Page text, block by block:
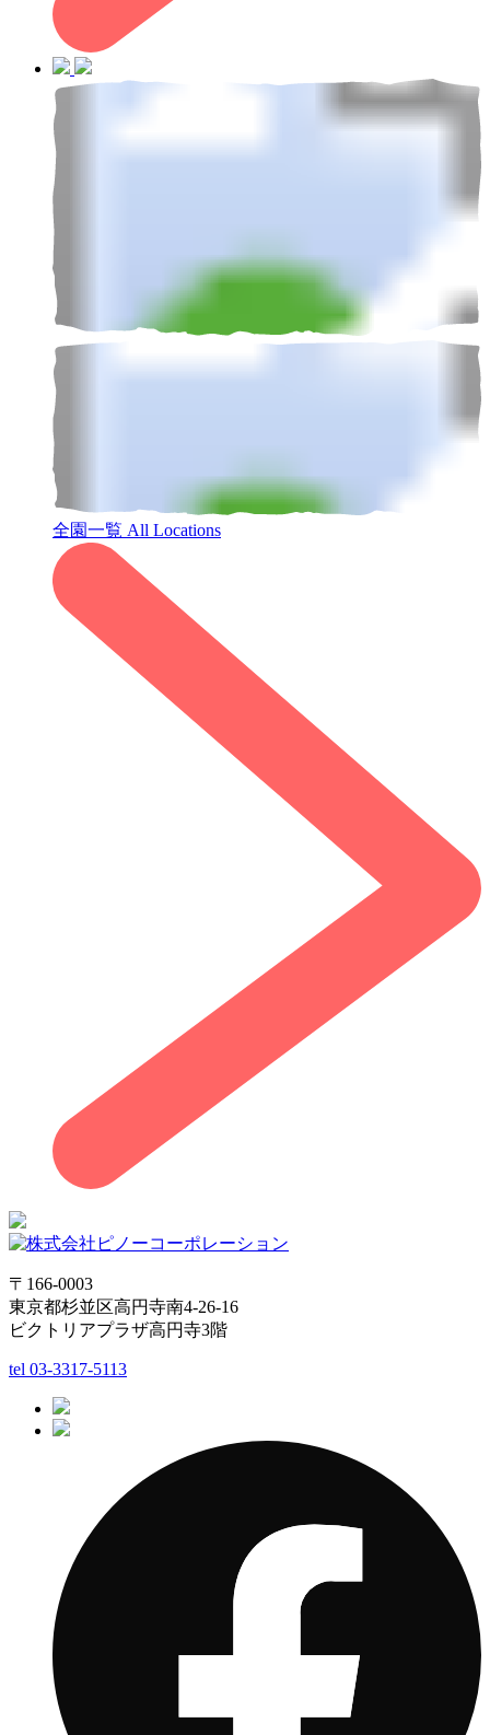
全園一覧 All Locations
〒166-0003
東京都杉並区高円寺南4-26-16
ビクトリアプラザ高円寺3階
tel 03-3317-5113